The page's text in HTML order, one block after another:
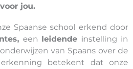
jou.
Spaanse school erkend door
een leidende instelling in
van Spaans over de
betekent dat onze